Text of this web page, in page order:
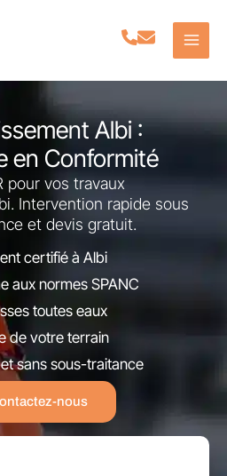
Albi :
en Conformité
pour vos travaux
Intervention rapide sous
et devis gratuit.
certifié à Albi
aux normes SPANC
toutes eaux
de votre terrain
sans sous-traitance
nous